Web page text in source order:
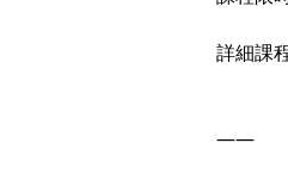
詳細課
——